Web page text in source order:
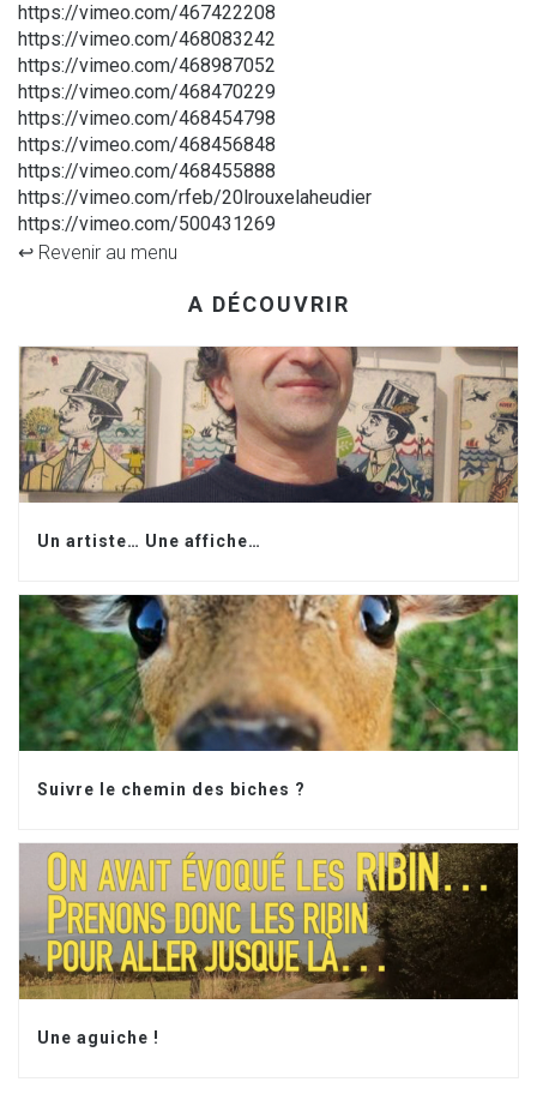
https://vimeo.com/467422208
https://vimeo.com/468083242
https://vimeo.com/468987052
https://vimeo.com/468470229
https://vimeo.com/468454798
https://vimeo.com/468456848
https://vimeo.com/468455888
https://vimeo.com/rfeb/20lrouxelaheudier
https://vimeo.com/500431269
↩︎ Revenir au menu
A DÉCOUVRIR
Un artiste… Une affiche…
Suivre le chemin des biches ?
Une aguiche !